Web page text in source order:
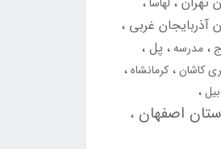
آذربایجان غربی
مدرسه پل
کاشان کرمانشاه
اصفهان